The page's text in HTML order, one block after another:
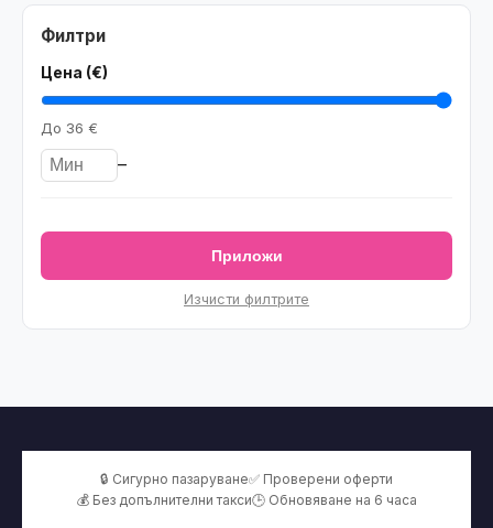
Филтри
Цена (€)
До 36 €
–
Приложи
Изчисти филтрите
🔒 Сигурно пазаруване✅ Проверени оферти
💰 Без допълнителни такси🕒 Обновяване на 6 часа